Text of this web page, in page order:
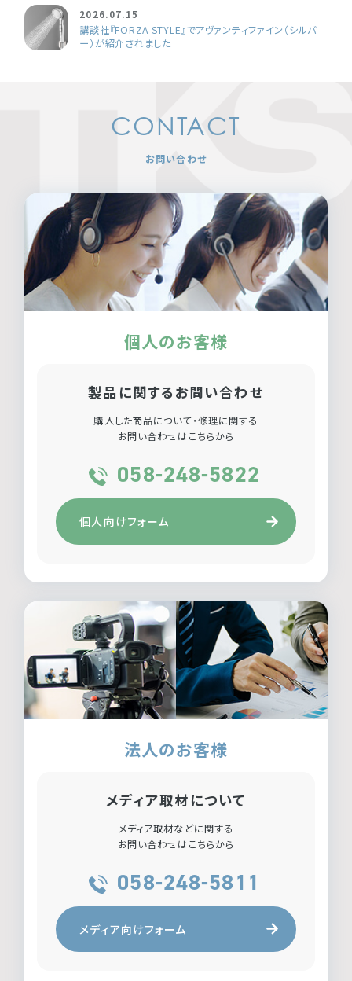
2026.07.15
講談社『FORZA STYLE』でアヴァンティファイン（シルバ
ー）が紹介されました
CONTACT
お問い合わせ
個人のお客様
製品に関するお問い合わせ
購入した商品について・修理に関する
お問い合わせはこちらから
058-248-5822
個人向けフォーム
法人のお客様
メディア取材について
メディア取材などに関する
お問い合わせはこちらから
058-248-5811
メディア向けフォーム